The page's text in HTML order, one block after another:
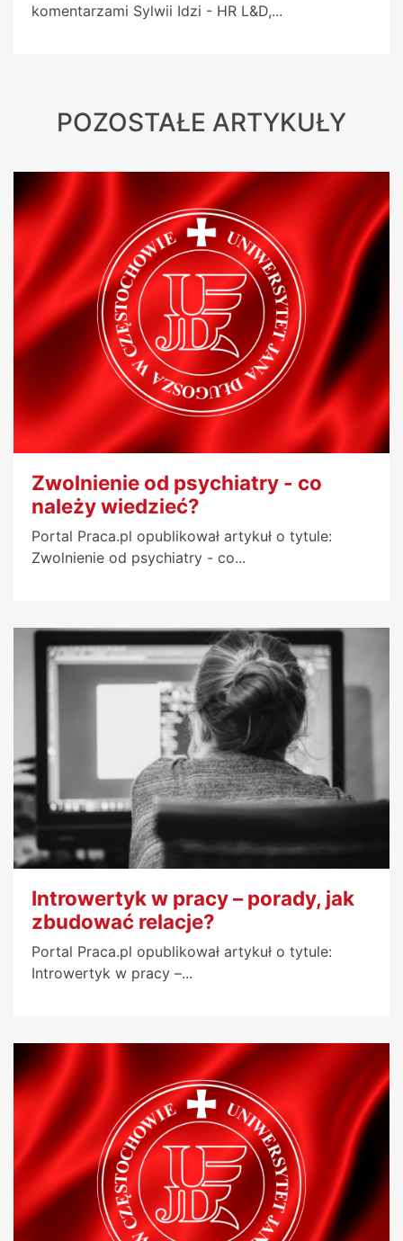
komentarzami Sylwii Idzi - HR L&D,...
POZOSTAŁE ARTYKUŁY
Zwolnienie od psychiatry - co
należy wiedzieć?
Portal Praca.pl opublikował artykuł o tytule:
Zwolnienie od psychiatry - co...
Introwertyk w pracy – porady, jak
zbudować relacje?
Portal Praca.pl opublikował artykuł o tytule:
Introwertyk w pracy –...